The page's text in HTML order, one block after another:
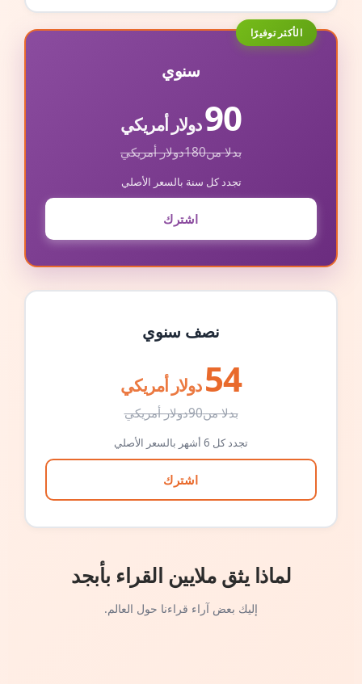
الأكثر توفيرًا
سنوي
90دولار أمريكي
بدلا من180دولار أمريكي
تجدد كل سنة بالسعر الأصلي
اشترك
نصف سنوي
54 دولار أمريكي
بدلا من90دولار أمريكي
تجدد كل 6 أشهر بالسعر الأصلي
اشترك
لماذا يثق ملايين القراء بأبجد
إليك بعض آراء قراءنا حول العالم.